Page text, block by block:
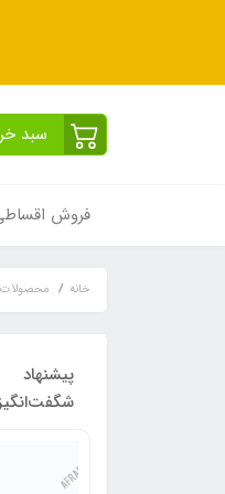
سبد
فروش
خانه محصولات
پیشنهاد